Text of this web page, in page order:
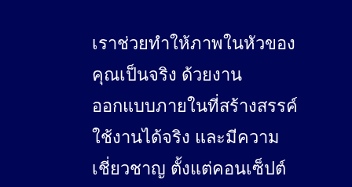
เราช่วยทำให้ภาพในหัวของ
คุณเป็นจริง ด้วยงาน
ออกแบบภายในที่สร้างสรรค์
ใช้งานได้จริง และมีความ
เชี่ยวชาญ ตั้งแต่คอนเซ็ปต์